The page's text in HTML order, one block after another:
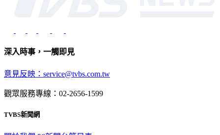
深入時事，一觸即見
意見反映：service@tvbs.com.tw
觀眾服務專線：02-2656-1599
TVBS新聞網